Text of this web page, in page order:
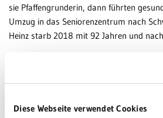
Diese Webseite verwendet Cookies
sie Pfaffengrunderin, dann führten
Umzug in das Seniorenzentrum nach
Heinz starb 2018 mit 92 Jahren und
nett, das Essen gut – und: Es ist das